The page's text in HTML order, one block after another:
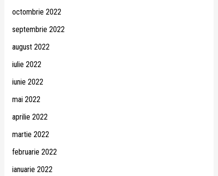
octombrie 2022
septembrie 2022
august 2022
iulie 2022
iunie 2022
mai 2022
aprilie 2022
martie 2022
februarie 2022
ianuarie 2022